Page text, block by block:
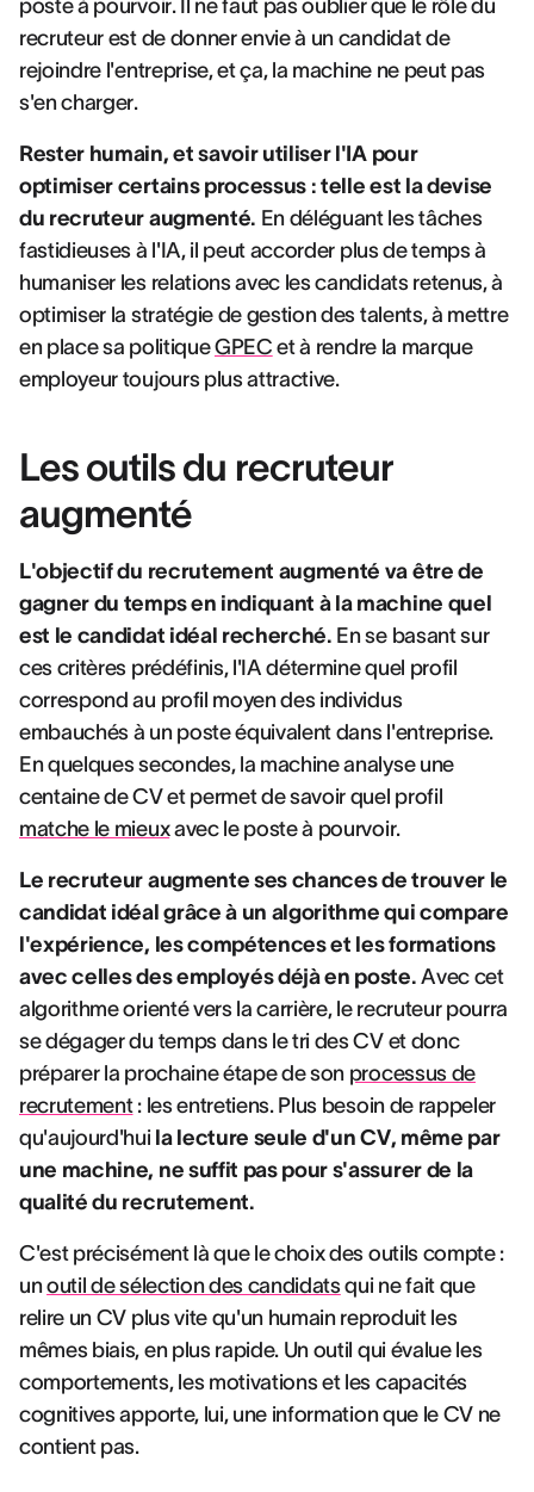
poste à pourvoir. Il ne faut pas oublier que le rôle du
recruteur est de donner envie à un candidat de
rejoindre l'entreprise, et ça, la machine ne peut pas
s'en charger.
Rester humain, et savoir utiliser l'IA pour
optimiser certains processus : telle est la devise
du recruteur augmenté. En déléguant les tâches
fastidieuses à l'IA, il peut accorder plus de temps à
humaniser les relations avec les candidats retenus, à
optimiser la stratégie de gestion des talents, à mettre
en place sa politiqueGPEC et à rendre la marque
employeur toujours plus attractive.
Les outils du recruteur
augmenté
L'objectif du recrutement augmenté va être de
gagner du temps en indiquant à la machine quel
est le candidat idéal recherché. En se basant sur
ces critères prédéfinis, l'IA détermine quel profil
correspond au profil moyen des individus
embauchés à un poste équivalent dans l'entreprise.
En quelques secondes, la machine analyse une
centaine de CV et permet de savoir quel profil
matche le mieuxavec le poste à pourvoir.
Le recruteur augmente ses chances de trouver le
candidat idéal grâce à un algorithme qui compare
l'expérience, les compétences et les formations
avec celles des employés déjà en poste. Avec cet
algorithme orienté vers la carrière, le recruteur pourra
se dégager du temps dans le tri des CV et donc
préparer la prochaine étape de son processus de
recrutement: les entretiens. Plus besoin de rappeler
qu'aujourd'hui la lecture seule d'un CV, même par
une machine, ne suffit pas pour s'assurer de la
qualité du recrutement.
C'est précisément là que le choix des outils compte :
unoutil de sélection des candidatsqui ne fait que
relire un CV plus vite qu'un humain reproduit les
mêmes biais, en plus rapide. Un outil qui évalue les
comportements, les motivations et les capacités
cognitives apporte, lui, une information que le CV ne
contient pas.